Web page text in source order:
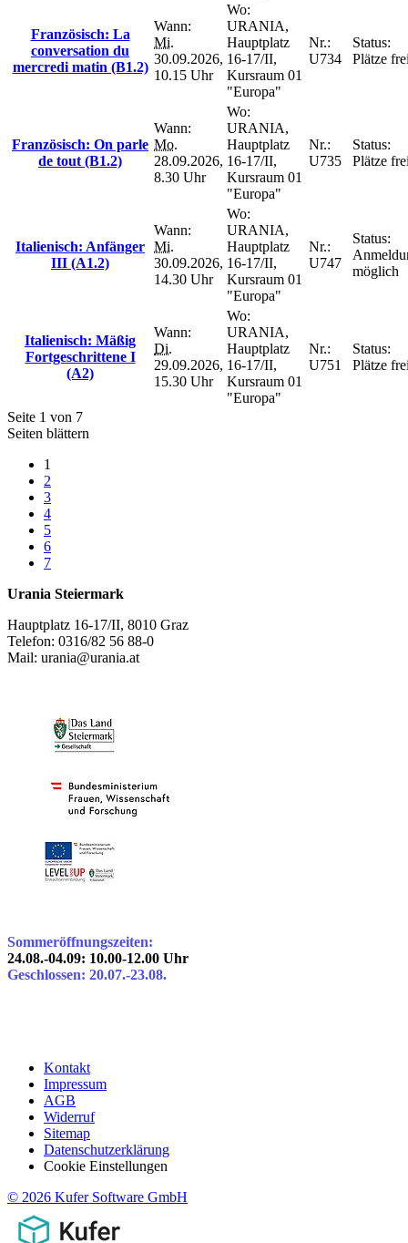
Französisch: La
conversation du
mercredi matin (B1.2)
Wann:
Mi.
30.09.2026,
10.15 Uhr
Wo:
URANIA,
Hauptplatz
16-17/II,
Kursraum 01
"Europa"
Nr.:
U734
Status:
Plätze
Französisch: On parle
de tout (B1.2)
Wann:
Mo.
28.09.2026,
8.30 Uhr
Wo:
URANIA,
Hauptplatz
16-17/II,
Kursraum 01
"Europa"
Nr.:
U735
Status:
Plätze
Italienisch: Anfänger
III (A1.2)
Wann:
Mi.
30.09.2026,
14.30 Uhr
Wo:
URANIA,
Hauptplatz
16-17/II,
Kursraum 01
"Europa"
Nr.:
U747
Status:
möglich
Italienisch: Mäßig
Fortgeschrittene I
(A2)
Wann:
Di.
29.09.2026,
15.30 Uhr
Wo:
URANIA,
Hauptplatz
16-17/II,
Kursraum 01
"Europa"
Nr.:
U751
Status:
Plätze
Seite 1 von 7
Seiten blättern
1
2
3
4
5
6
7
Urania Steiermark
Hauptplatz 16-17/II, 8010 Graz
Telefon: 0316/82 56 88-0
Mail: urania@urania.at
Sommeröffnungszeiten:
24.08.-04.09: 10.00-12.00 Uhr
Geschlossen: 20.07.-23.08.
Kontakt
Impressum
AGB
Widerruf
Sitemap
Datenschutzerklärung
Cookie Einstellungen
© 2026 Kufer Software GmbH